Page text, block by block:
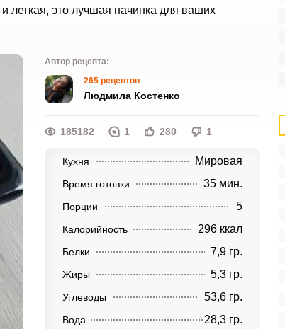
легкая, это лучшая начинка для ваших
Автор рецепта:
265 рецептов
Людмила Костенко
185182 1 280 1
Кухня Мировая
Время готовки 35 мин.
Порции 5
Калорийность 296 ккал
Белки 7,9 гр.
Жиры 5,3 гр.
Углеводы 53,6 гр.
Вода 28,3 гр.